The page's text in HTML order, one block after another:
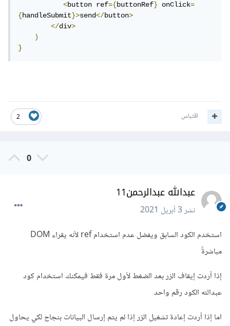
<button ref={buttonRef} onClick=
{handleSubmit}>send</button>
</div>
)
}
2 اقتباس
0
عبدالله عبدالرحمن11
نشر3 أبريل 2021
استخدم الكود السابق ويفضل عدم استخدام ref لأنه يقراء DOM
مباشرةً
إذا أردت إيقاف الزر بعد الضغط لأول مرة فقط فيمكنك استخدام كود
عبدالله الكود رقم واحد
اما إذا أردت إعادة تشغيل الزر إذا لم يتم إرسال البيانات بنجاح لكي يحاول